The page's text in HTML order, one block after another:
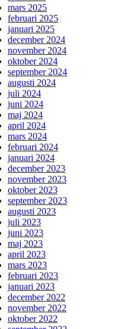
mars 2025
februari 2025
januari 2025
december 2024
november 2024
oktober 2024
september 2024
augusti 2024
juli 2024
juni 2024
maj 2024
april 2024
mars 2024
februari 2024
januari 2024
december 2023
november 2023
oktober 2023
september 2023
augusti 2023
juli 2023
juni 2023
maj 2023
april 2023
mars 2023
februari 2023
januari 2023
december 2022
november 2022
oktober 2022